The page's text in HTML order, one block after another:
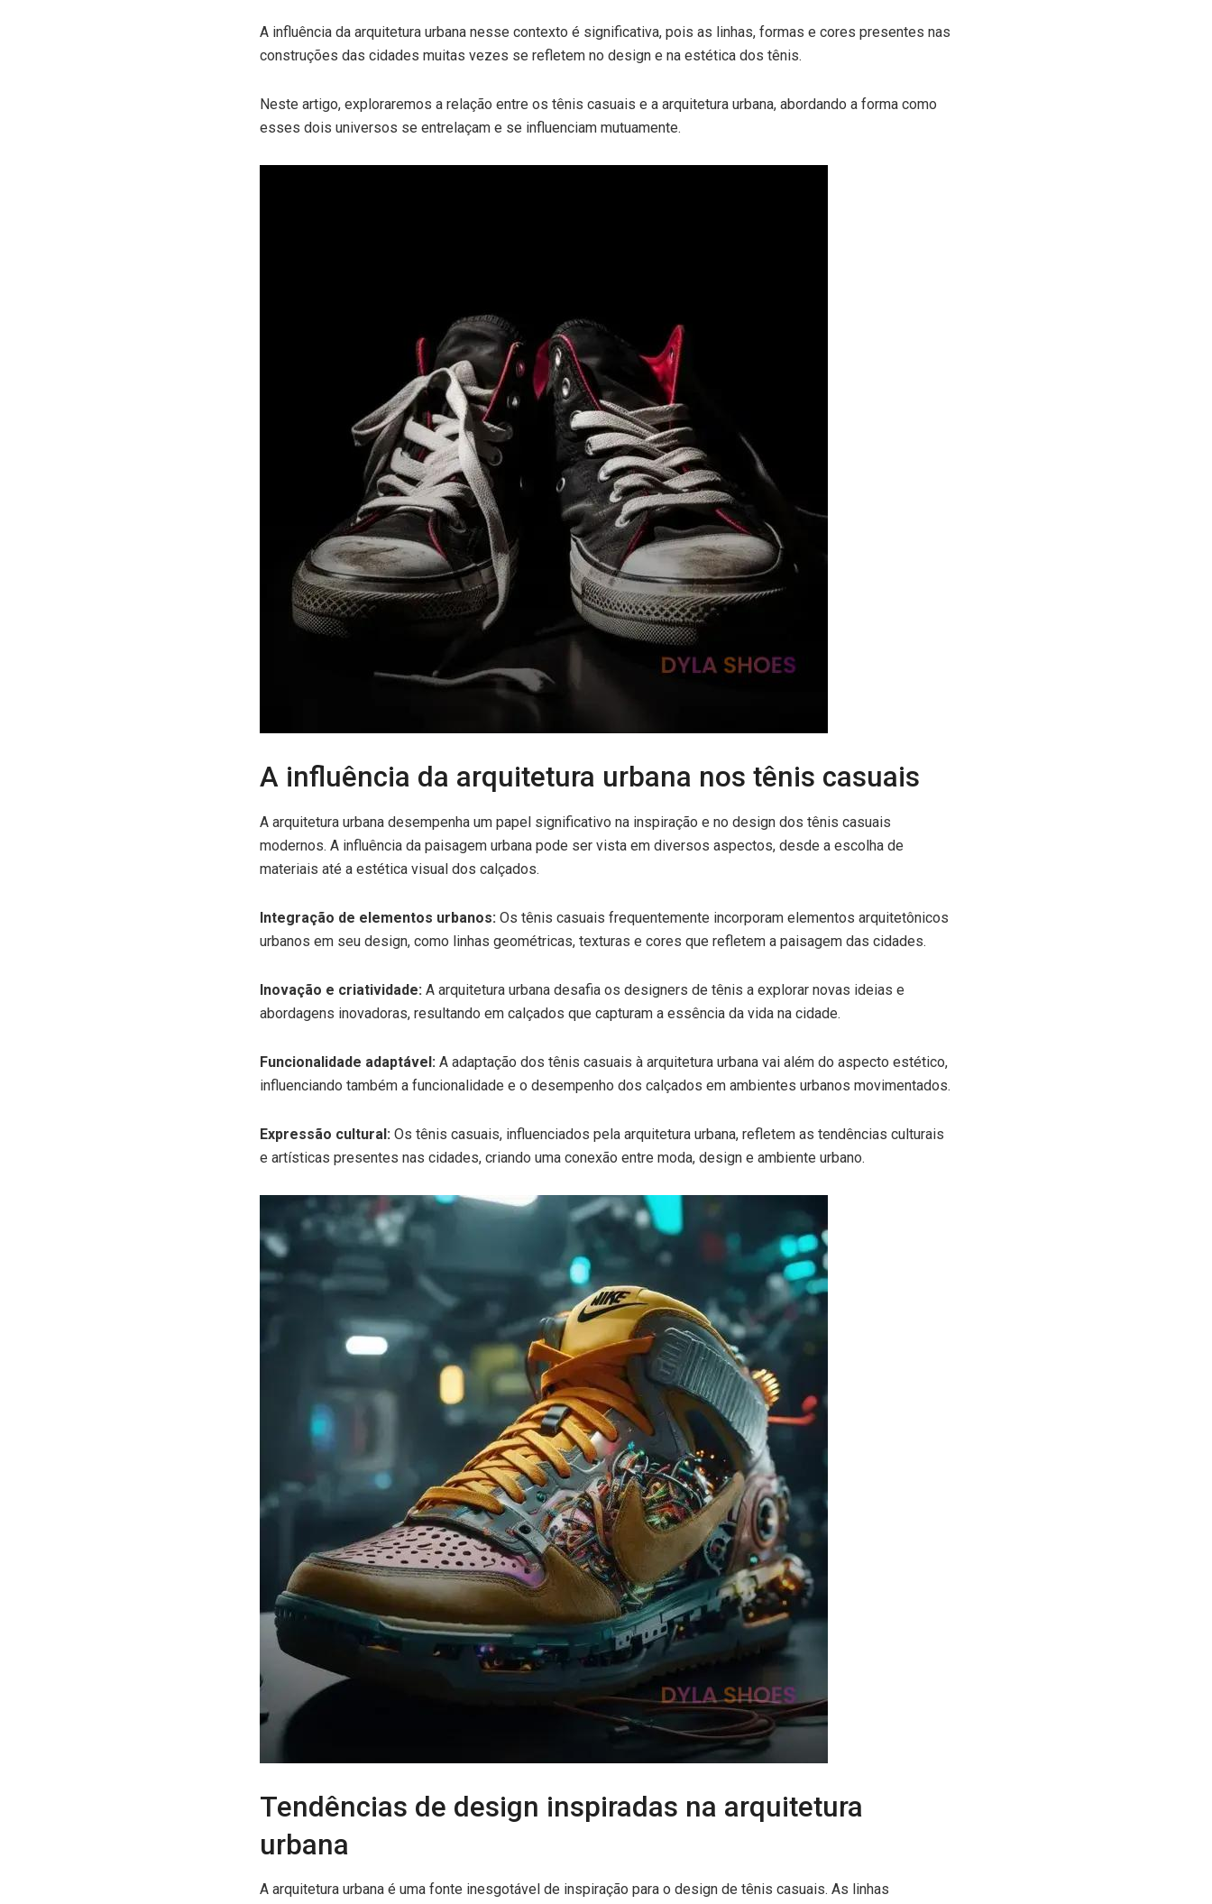
A influência da arquitetura urbana nesse contexto é significativa, pois as linhas, formas e cores presentes nas
construções das cidades muitas vezes se refletem no design e na estética dos tênis.
Neste artigo, exploraremos a relação entre os tênis casuais e a arquitetura urbana, abordando a forma como
esses dois universos se entrelaçam e se influenciam mutuamente.
A influência da arquitetura urbana nos tênis casuais
A arquitetura urbana desempenha um papel significativo na inspiração e no design dos tênis casuais
modernos. A influência da paisagem urbana pode ser vista em diversos aspectos, desde a escolha de
materiais até a estética visual dos calçados.
Integração de elementos urbanos: Os tênis casuais frequentemente incorporam elementos arquitetônicos
urbanos em seu design, como linhas geométricas, texturas e cores que refletem a paisagem das cidades.
Inovação e criatividade: A arquitetura urbana desafia os designers de tênis a explorar novas ideias e
abordagens inovadoras, resultando em calçados que capturam a essência da vida na cidade.
Funcionalidade adaptável: A adaptação dos tênis casuais à arquitetura urbana vai além do aspecto estético,
influenciando também a funcionalidade e o desempenho dos calçados em ambientes urbanos movimentados.
Expressão cultural: Os tênis casuais, influenciados pela arquitetura urbana, refletem as tendências culturais
e artísticas presentes nas cidades, criando uma conexão entre moda, design e ambiente urbano.
Tendências de design inspiradas na arquitetura
urbana
A arquitetura urbana é uma fonte inesgotável de inspiração para o design de tênis casuais. As linhas